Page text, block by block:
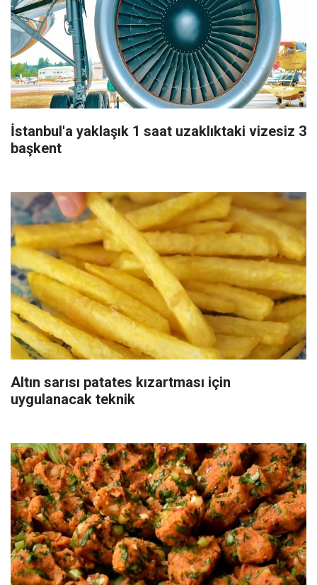
İstanbul'a yaklaşık 1 saat uzaklıktaki vizesiz 3
başkent
Altın sarısı patates kızartması için
uygulanacak teknik